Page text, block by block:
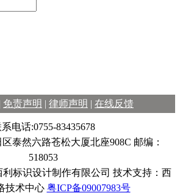
免责声明 | 律师声明 | 在线反馈
电话:0755-83435678
泰然六路苍松大厦北座908C 邮编：
518053
标识设计制作有限公司 技术支持：西
技术中心 粤ICP备09007983号